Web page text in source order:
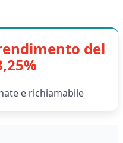
del
e richiamabile